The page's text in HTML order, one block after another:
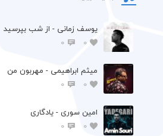
یوسف زمانی - از شب بپرسید
0
0
میثم ابراهیمی - مهربون من
0
0
امین سوری - یادگاری
0
0